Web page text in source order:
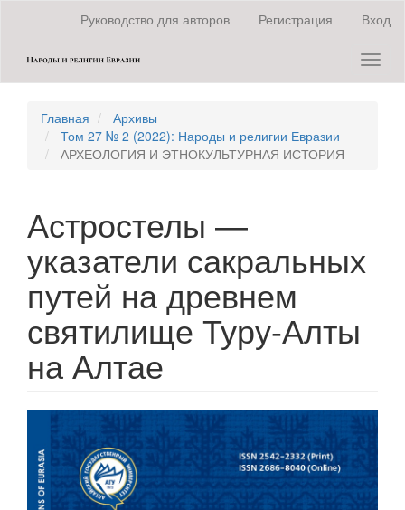
содержанию
страницы
навигация
Основное
содержание
Руководство для авторов Регистрация Вход
Главная
Архивы
Том 27 № 2 (2022): Народы и религии Евразии
АРХЕОЛОГИЯ И ЭТНОКУЛЬТУРНАЯ ИСТОРИЯ
Астростелы —
указатели сакральных
путей на древнем
святилище Туру-Алты
на Алтае
Статья
боковой
панели